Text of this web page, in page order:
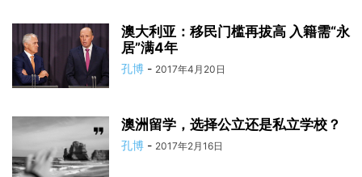
澳大利亚：移民门槛再拔高 入籍需“永
居”满4年
孔博 - 2017年4月20日
澳洲留学，选择公立还是私立学校？
孔博 - 2017年2月16日